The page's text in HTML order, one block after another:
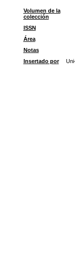
Volumen de la
colección
ISSN
Área
Notas
Insertado por